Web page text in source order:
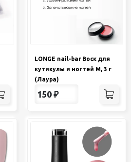
LONGE nail-bar Воск для
кутикулы и ногтей М, 3 г
(Лаура)
150 ₽